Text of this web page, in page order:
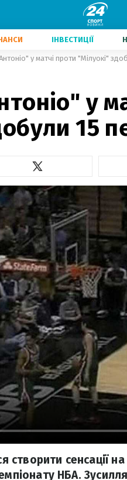
ІНВЕСТИЦІЇ
у матчі проти "Мілуокі"
у
15
створити сенсації
НБА.